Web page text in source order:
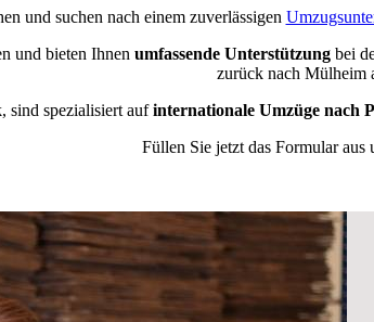
und suchen nach einem zuverlässigen
und bieten Ihnen umfassende Unterstützung bei
zurück nach Mülheim
sind spezialisiert aufinternationale Umzüge nach
Füllen Sie jetzt das Formular aus